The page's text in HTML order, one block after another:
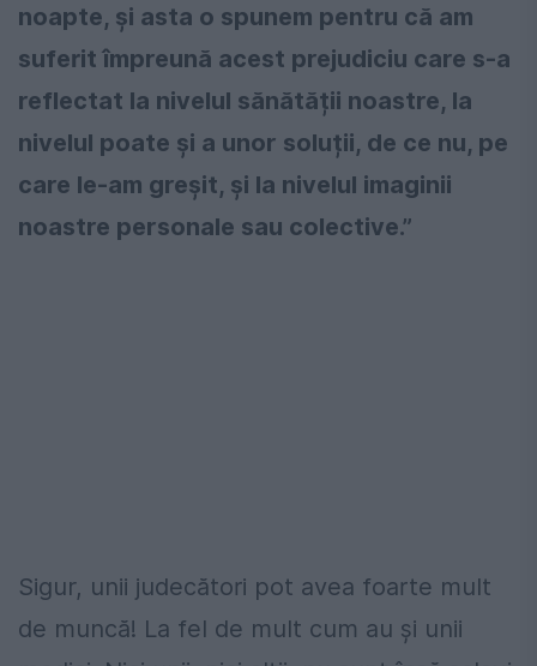
noapte, și asta o spunem pentru că am
suferit împreună acest prejudiciu care s-a
reflectat la nivelul sănătății noastre, la
nivelul poate și a unor soluții, de ce nu, pe
care le-am greșit, și la nivelul imaginii
noastre personale sau colective.”
Sigur, unii judecători pot avea foarte mult
de muncă! La fel de mult cum au și unii